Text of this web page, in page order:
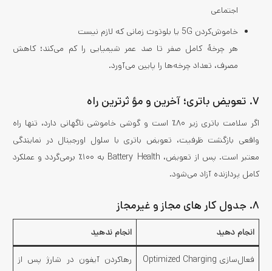
اجتماعی
خاموش‌کردن 5G یا بلوتوث زمانی که لازم نیست
هر چرخهٔ کامل صفر تا صد عمر شیمیایی را کم می‌کند؛ کاهش
مصرف، تعداد چرخه‌ها را پایین می‌آورد.
۷. تعویض باتری؛ آخرین و مؤ ثرترین راه
اگر سلامت باتری زیر ۸۰٪ است و گوشی خاموشی ناگهانی دارد، تنها راه
واقعی بازگشت ظرفیت، تعویض باتری با سلول اورجینال در نمایندگی
معتبر است. پس از تعویض، Battery Health به ۱۰۰٪ برمی‌گردد و عملکرد
کامل پردازنده آزاد می‌شود.
۸. جدول کار های مجاز و غیرمجاز
انجام دهید انجام ندهید
فعال‌سازی Optimized Charging
رهاکردن آیفون در شارژ پس از